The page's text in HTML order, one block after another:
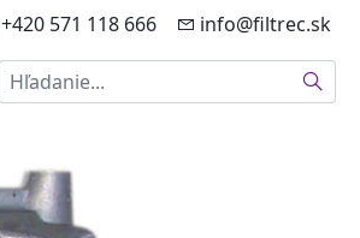
+420 571 118 666 info@filtrec.sk
Hľadať